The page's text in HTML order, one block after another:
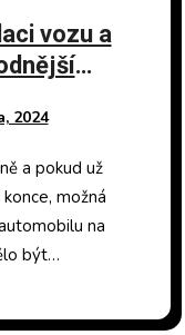
vozu a
2024
možná
na
být…